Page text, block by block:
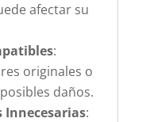
afectar su
:
originales o
daños.
Innecesarias: